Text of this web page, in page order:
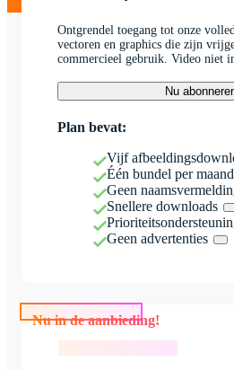
Ontgrendel toegang tot onze
vectoren en graphics die zijn
commercieel gebruik. Video niet
Nu
Plan bevat:
Vijf
Één bundel per maand
Geen
Snellere downloads
Geen advertenties
Nu in de aanbieding!